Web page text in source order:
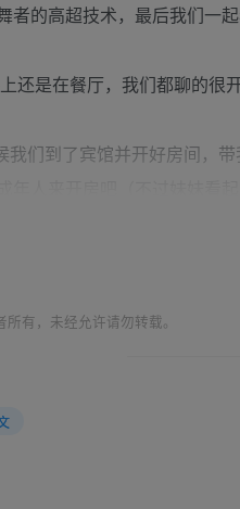
者的高超技术，最后我们一
还是在餐厅，我们都聊的很
我们到了宾馆并开好房间，
子搜个便才肯罢手。其实我
鞋子坐到床上看电视都要问
么不坐着，到现在我还不知道
以前实践的时候是怎样的，
有，未经允许请勿转载。